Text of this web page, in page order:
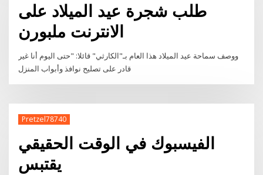
طلب شجرة عيد الميلاد على
الانترنت ملبورن
ووصف سماحة عيد الميلاد هذا العام بـ"الكارثي" قائلا: "حتى اليوم أنا غير
قادر على تصليح نوافذ وأبواب المنزل
Pretzel78740
الفيسبوك في الوقت الحقيقي
يقتبس